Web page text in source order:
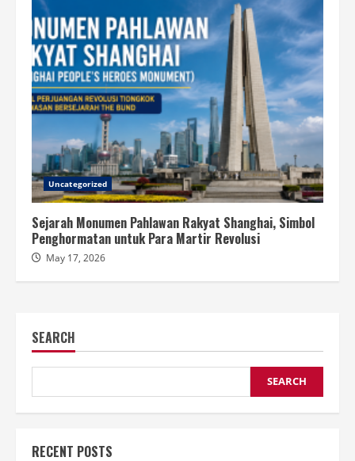
Uncategorized
Sejarah Monumen Pahlawan Rakyat Shanghai, Simbol
Penghormatan untuk Para Martir Revolusi
May 17, 2026
SEARCH
SEARCH
RECENT POSTS